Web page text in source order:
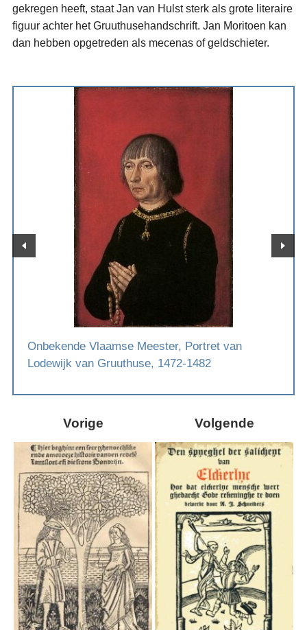
gekregen heeft, staat Jan van Hulst sterk als grote literaire
figuur achter het Gruuthusehandschrift. Jan Moritoen kan
dan hebben opgetreden als mecenas of geldschieter.
Onbekende Vlaamse Meester, Portret van
Lodewijk van Gruuthuse, 1472-1482
Vorige Volgende